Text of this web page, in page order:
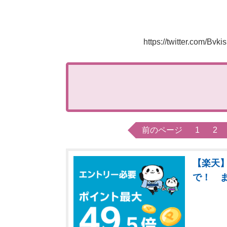
https://twitter.com/
前のページ 1 2
【楽天
で！ ま